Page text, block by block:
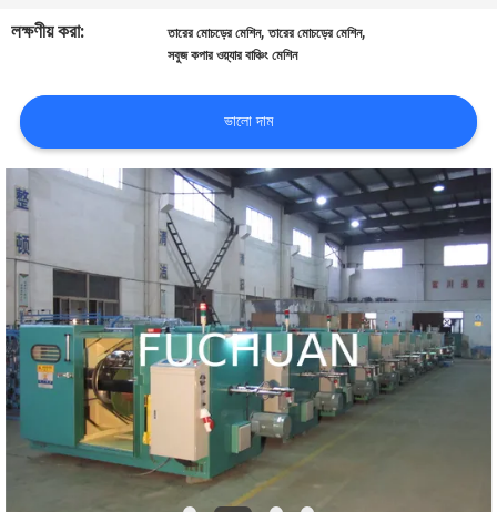
গুণমান
আমাদের
সাথে
যোগাযোগ
খবর
মামলা
সাইট
ম্যাপ
লক্ষণীয় করা:
তারের মোচড়ের মেশিন,তারের মোচড়ের মেশিন,
সবুজ কপার ওয়্যার বাঞ্চিং মেশিন
ভালো দাম